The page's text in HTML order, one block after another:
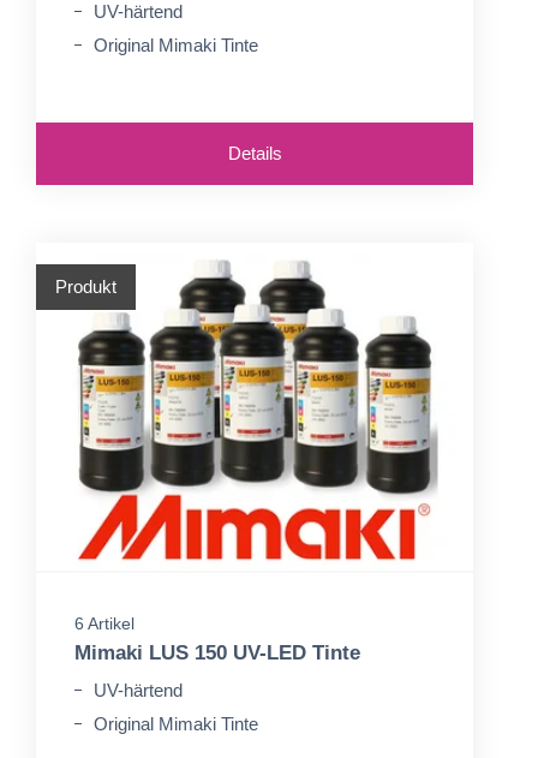
UV-härtend
Original Mimaki Tinte
Details
Produkt
6 Artikel
Mimaki LUS 150 UV-LED Tinte
UV-härtend
Original Mimaki Tinte